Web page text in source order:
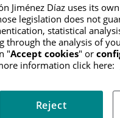
Jiménez Díaz uses its
legislation does not
statistical
through the analysis of
"Accept cookies" or
information click here:
Reject